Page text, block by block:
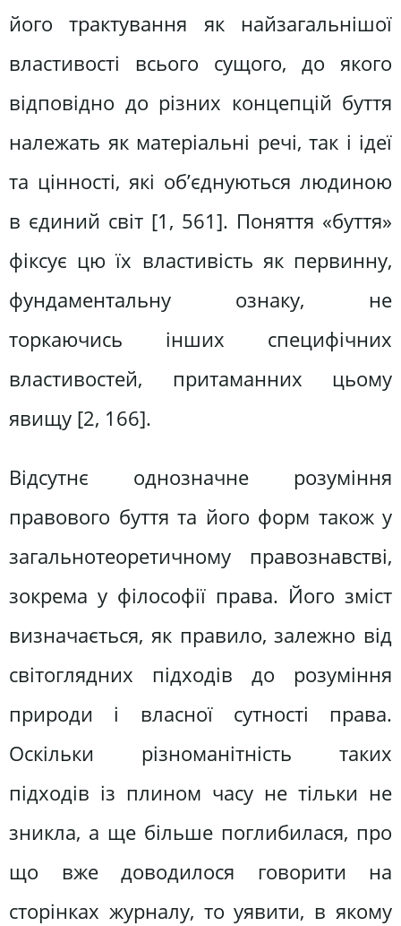
його трактування як найзагальнішої
властивості всього сущого, до якого
відповідно до різних концепцій буття
належать як матеріальні речі, так і ідеї
та цінності, які об’єднуються людиною
в єдиний світ [1, 561]. Поняття «буття»
фіксує цю їх властивість як первинну,
фундаментальну ознаку, не
торкаючись інших специфічних
властивостей, притаманних цьому
явищу [2, 166].
Відсутнє однозначне розуміння
правового буття та його форм також у
загальнотеоретичному правознавстві,
зокрема у філософії права. Його зміст
визначається, як правило, залежно від
світоглядних підходів до розуміння
природи і власної сутності права.
Оскільки різноманітність таких
підходів із плином часу не тільки не
зникла, а ще більше поглибилася, про
що вже доводилося говорити на
сторінках журналу, то уявити, в якому